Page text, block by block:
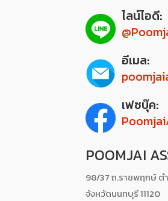
ไลน์ไอดี:
อีเมล:
เฟซบุ๊ค:
POOMJAI
98/37 ถ.ราชพฤกษ์ ต
จังหวัดนนทบุรี 11120